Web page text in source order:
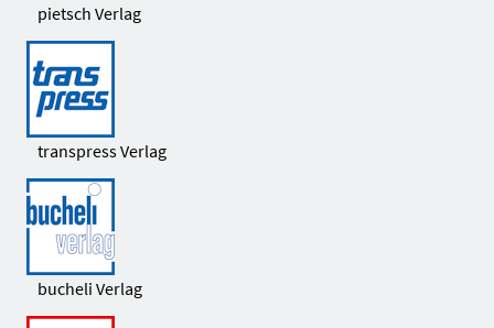
pietsch Verlag
transpress Verlag
bucheli Verlag